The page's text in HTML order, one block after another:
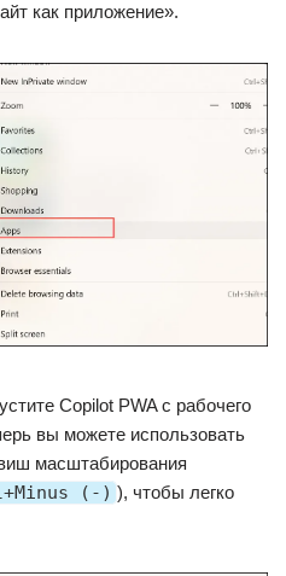
как приложение».
Copilot PWA с рабочего
вы можете использовать
масштабирования
(-) ), чтобы легко